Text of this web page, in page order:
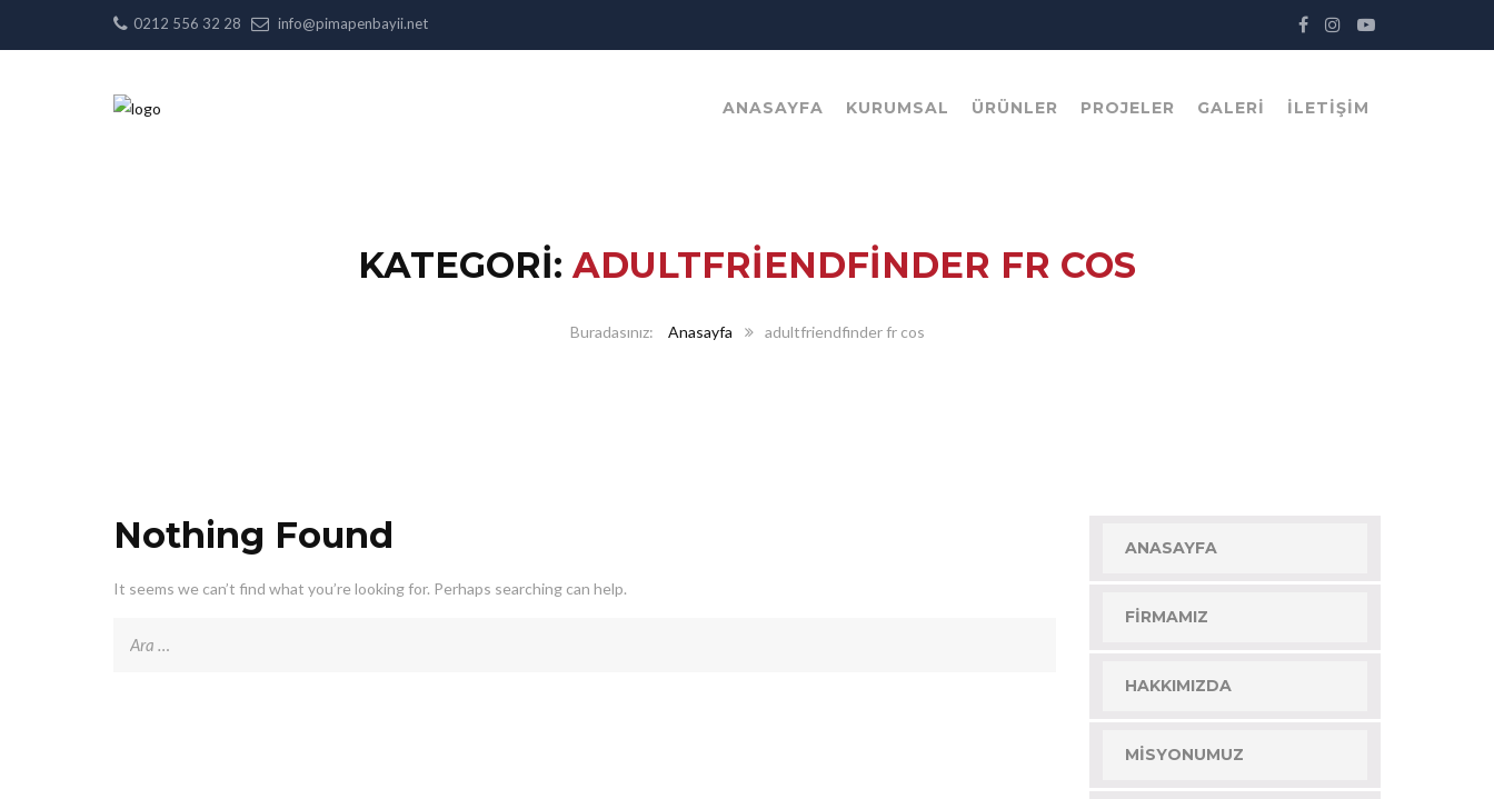
0212 556 32 28 info@pimapenbayii.net
ANASAYFA KURUMSAL ÜRÜNLER PROJELER GALERI İLETIŞIM
KATEGORI: ADULTFRIENDFINDER FR COS
Anasayfa adultfriendfinder fr cos
Nothing Found
It seems we can’t find what you’re looking for. Perhaps searching can help.
ANASAYFA
FIRMAMIZ
HAKKIMIZDA
MISYONUMUZ